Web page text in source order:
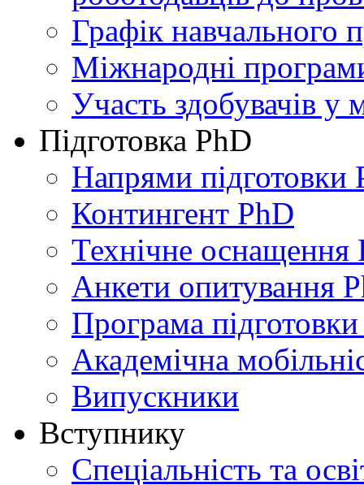
Графік навчального
Міжнародні
Участь здобувачів
Підготовка PhD
Напрями підготовки
Контингент PhD
Технічне оснащення
Анкети опитування
Програма
Академічна
Випускники
Вступнику
Спеціальність та